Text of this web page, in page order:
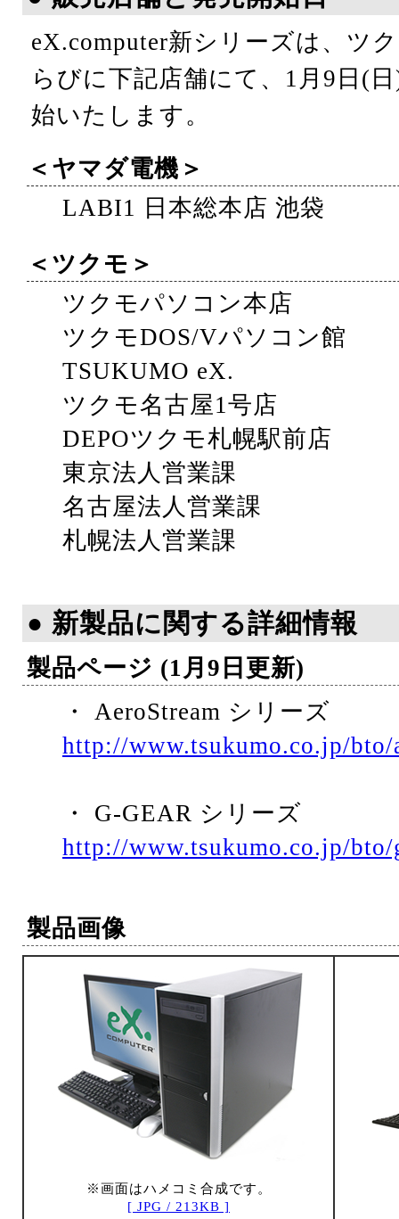
eX.computer新シリーズは、ツ
らびに下記店舗にて、1月9日(
始いたします。
＜ヤマダ電機＞
LABI1 日本総本店 池袋
＜ツクモ＞
ツクモパソコン本店
ツクモDOS/Vパソコン館
TSUKUMO eX.
ツクモ名古屋1号店
DEPOツクモ札幌駅前店
東京法人営業課
名古屋法人営業課
札幌法人営業課
● 新製品に関する詳細情報
製品ページ (1月9日更新)
・ AeroStream シリーズ
http://www.tsukumo.co.jp/bto/
・ G-GEAR シリーズ
http://www.tsukumo.co.jp/bto/
製品画像
※画面はハメコミ合成です。
[ JPG / 213KB ]